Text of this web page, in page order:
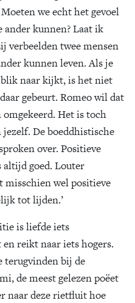
we echt het gevoel
ander kunnen? Laat ik
verbeelden twee mensen
kunnen leven. Als je
naar kijkt, is het niet
gebeurt. Romeo wil dat
Het is toch
De boeddhistische
over. Positieve
altijd goed. Louter
wel positieve
tot lijden.’
is liefde iets
reikt naar iets hogers.
terugvinden bij de
de meest gelezen poëet
naar deze rietfluit hoe